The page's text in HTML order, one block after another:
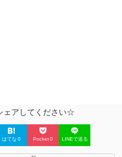
ェアしてください☆
はてな 0 Pocket0 LINEで送る